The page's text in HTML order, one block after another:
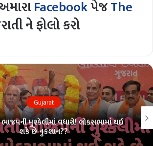
FacebookપેજThe
ને ફોલો કરો
Gujarat
પહેલાં ભાજપમાં ભંગાણ?? 26 માંથી 26ની
પરંપરા તૂટશે?? જાણો!!